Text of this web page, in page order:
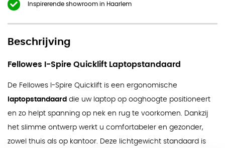
Inspirerende showroom in Haarlem
Beschrijving
Fellowes I-Spire Quicklift Laptopstandaard
De Fellowes I-Spire Quicklift is een ergonomische
laptopstandaard die uw laptop op ooghoogte positioneert
en zo helpt spanning op nek en rug te voorkomen. Dankzij
het slimme ontwerp werkt u comfortabeler en gezonder,
zowel thuis als op kantoor. Deze lichtgewicht standaard is